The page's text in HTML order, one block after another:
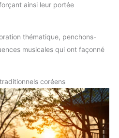
ainsi leur portée
thématique, penchons-
musicales qui ont façonné
coréens